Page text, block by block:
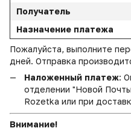
Получатель
Назначение платежа
Пожалуйста, выполните
дней. Отправка
Наложенный платеж:
отделении "Новой
Rozetka или при
Внимание!